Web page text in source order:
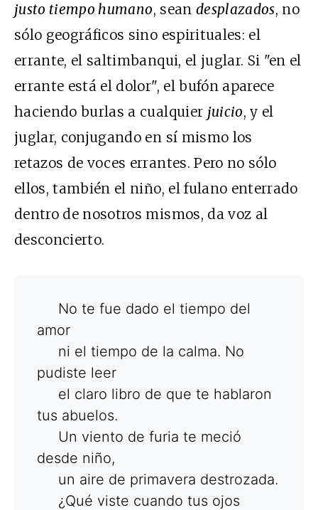
justo tiempo humano, sean desplazados, no
sólo geográficos sino espirituales: el
errante, el saltimbanqui, el juglar. Si "en el
errante está el dolor", el bufón aparece
haciendo burlas a cualquier juicio, y el
juglar, conjugando en sí mismo los
retazos de voces errantes. Pero no sólo
ellos, también el niño, el fulano enterrado
dentro de nosotros mismos, da voz al
desconcierto.
No te fue dado el tiempo del
amor
ni el tiempo de la calma. No
pudiste leer
el claro libro de que te hablaron
tus abuelos.
Un viento de furia te meció
desde niño,
un aire de primavera destrozada.
¿Qué viste cuando tus ojos